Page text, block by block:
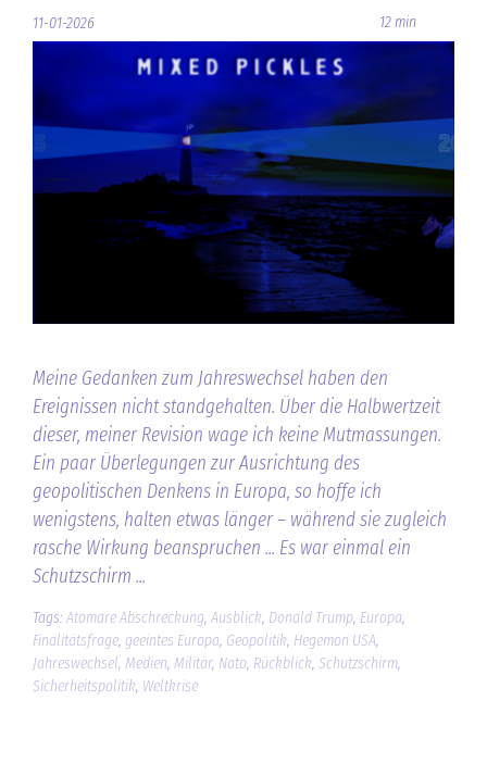
11-01-2026 12 min
Meine Gedanken zum Jahreswechsel haben den
Ereignissen nicht standgehalten. Über die Halbwertzeit
dieser, meiner Revision wage ich keine Mutmassungen.
Ein paar Überlegungen zur Ausrichtung des
geopolitischen Denkens in Europa, so hoffe ich
wenigstens, halten etwas länger – während sie zugleich
rasche Wirkung beanspruchen ... Es war einmal ein
Schutzschirm ...
Tags:Atomare Abschreckung, Ausblick, Donald Trump, Europa,
Finalitätsfrage, geeintes Europa, Geopolitik, Hegemon USA,
Jahreswechsel, Medien, Militär, Nato, Rückblick, Schutzschirm,
Sicherheitspolitik, Weltkrise